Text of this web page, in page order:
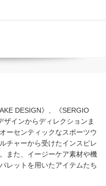
DESIGN》、《SERGIO
ザインからディレクションま
ーセンティックなスポーツウ
チャーから受けたインスピレ
また、イージーケア素材や機
レットを用いたアイテムたち